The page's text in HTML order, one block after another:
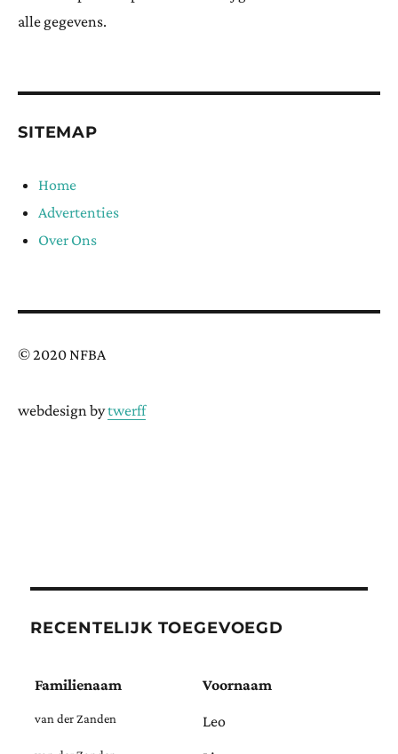
alle gegevens.
SITEMAP
Home
Advertenties
Over Ons
© 2020 NFBA
webdesign bytwerff
RECENTELIJK TOEGEVOEGD
Familienaam Voornaam
van der Zanden Leo